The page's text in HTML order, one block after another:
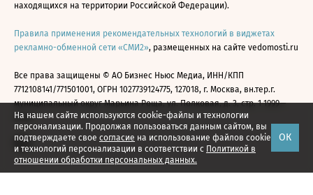
На нашем сайте используются cookie-файлы и технологии
персонализации. Продолжая пользоваться данным сайтом, вы
подтверждаете свое согласие на использование файлов cookie
и технологий персонализации в соответствии с Политикой в
отношении обработки персональных данных.
ОК
находящихся на территории Российской Федерации).
Правила применения рекомендательных технологий в виджетах
рекламно-обменной сети «СМИ2», размещенных на сайте vedomosti.ru
Все права защищены © АО Бизнес Ньюс Медиа, ИНН/КПП
7712108141/771501001, ОГРН 1027739124775, 127018, г. Москва, вн.тер.г.
муниципальный округ Марьина Роща, ул. Полковая, д. 3, стр. 1 1999—
2026